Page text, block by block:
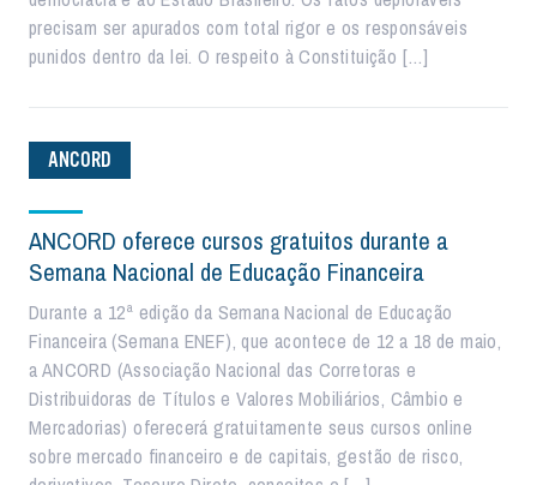
precisam ser apurados com total rigor e os responsáveis
punidos dentro da lei. O respeito à Constituição […]
ANCORD
ANCORD oferece cursos gratuitos durante a
Semana Nacional de Educação Financeira
Durante a 12ª edição da Semana Nacional de Educação
Financeira (Semana ENEF), que acontece de 12 a 18 de maio,
a ANCORD (Associação Nacional das Corretoras e
Distribuidoras de Títulos e Valores Mobiliários, Câmbio e
Mercadorias) oferecerá gratuitamente seus cursos online
sobre mercado financeiro e de capitais, gestão de risco,